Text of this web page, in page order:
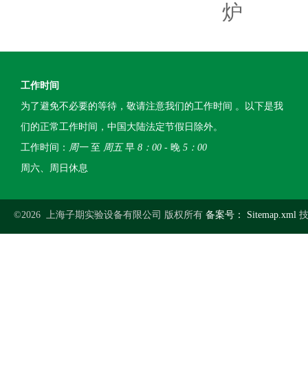
炉
工作时间
为了避免不必要的等待，敬请注意我们的工作时间 。以下是我
们的正常工作时间，中国大陆法定节假日除外。
工作时间： 周一至 周五早 8：00 - 晚 5：00
周六、周日休息
©2026 上海子期实验设备有限公司 版权所有 备案号： Sitemap.xml